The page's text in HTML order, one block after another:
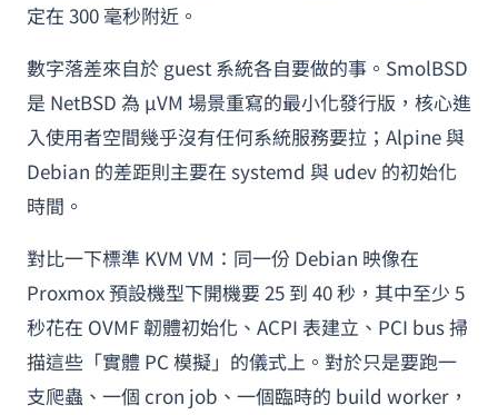
定在 300 毫秒附近。
數字落差來自於 guest 系統各自要做的事。SmolBSD
是 NetBSD 為 µVM 場景重寫的最小化發行版，核心進
入使用者空間幾乎沒有任何系統服務要拉；Alpine 與
Debian 的差距則主要在 systemd 與 udev 的初始化
時間。
對比一下標準 KVM VM：同一份 Debian 映像在
Proxmox 預設機型下開機要 25 到 40 秒，其中至少 5
秒花在 OVMF 韌體初始化、ACPI 表建立、PCI bus 掃
描這些「實體 PC 模擬」的儀式上。對於只是要跑一
支爬蟲、一個 cron job、一個臨時的 build worker，